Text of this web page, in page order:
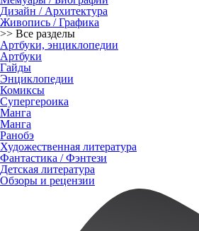
Дизайн / Архитектура
Живопись / Графика
>> Все разделы
Артбуки, энциклопедии
Артбуки
Гайды
Энциклопедии
Комиксы
Супергероика
Манга
Манга
Ранобэ
Художественная литература
Фантастика / Фэнтези
Детская литература
Обзоры и рецензии